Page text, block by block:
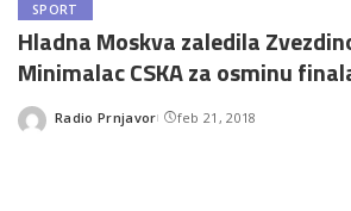
SPORT
Hladna Moskva zaledila
Minimalac CSKA za osminu
Posted
Radio Prnjavor feb 21, 2018